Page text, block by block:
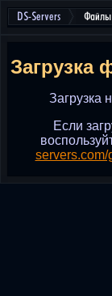
DS-Servers Файлы
Загрузка
Загрузка
Если